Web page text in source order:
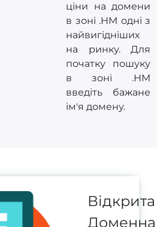
ціни на домени
в зоні .HM одні з
найвигідніших
на ринку. Для
початку пошуку
в зоні .HM
введіть бажане
ім'я домену.
Відкрита
Доменна